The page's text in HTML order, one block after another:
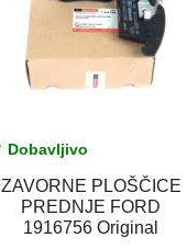
Dobavljivo
ZAVORNE PLOŠČICE
PREDNJE FORD
1916756 Original